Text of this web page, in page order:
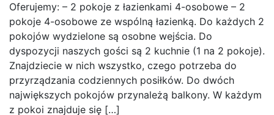
Oferujemy: – 2 pokoje z łazienkami 4-osobowe – 2
pokoje 4-osobowe ze wspólną łazienką. Do każdych 2
pokojów wydzielone są osobne wejścia. Do
dyspozycji naszych gości są 2 kuchnie (1 na 2 pokoje).
Znajdziecie w nich wszystko, czego potrzeba do
przyrządzania codziennych posiłków. Do dwóch
największych pokojów przynależą balkony. W każdym
z pokoi znajduje się […]